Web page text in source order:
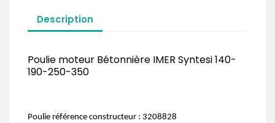
Description
Poulie moteur Bétonnière IMER Syntesi 140-
190-250-350
Poulie référence constructeur : 3208828